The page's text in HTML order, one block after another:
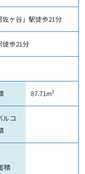
ヶ谷」駅徒歩21分
徒歩21分
87.71m²
ルコ
積